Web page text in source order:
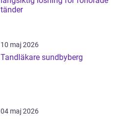
tänder
10 maj 2026
Tandläkare sundbyberg
04 maj 2026